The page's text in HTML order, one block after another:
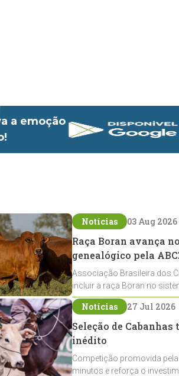
a emoção
Notícias 03 Aug 2026
Raça Boran avança
genealógico pela
Associação Brasileira dos
incluir a raça Boran no
expansão na pecuária
Notícias 27 Jul 2026
Seleção de
inédito
Competição promovida
minutos e reforça o